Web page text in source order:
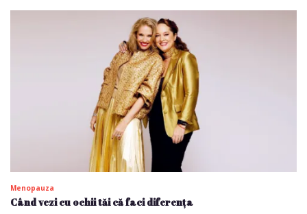
Menopauza
Când vezi cu ochii tăi că faci diferența